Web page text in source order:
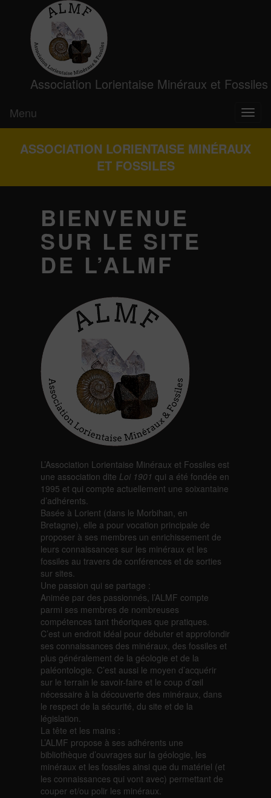
Association Lorientaise Minéraux et Fossiles
Menu
ASSOCIATION LORIENTAISE MINÉRAUX
ET FOSSILES
BIENVENUE
SUR LE SITE
DE L’ALMF
L’Association Lorientaise Minéraux et Fossiles est
une association dite Loi 1901 qui a été fondée en
1995 et qui compte actuellement une soixantaine
d’adhérents.
Basée à Lorient (dans le Morbihan, en
Bretagne), elle a pour vocation principale de
proposer à ses membres un enrichissement de
leurs connaissances sur les minéraux et les
fossiles au travers de conférences et de sorties
sur sites.
Une passion qui se partage :
Animée par des passionnés, l’ALMF compte
parmi ses membres de nombreuses
compétences tant théoriques que pratiques.
C’est un endroit idéal pour débuter et approfondir
ses connaissances des minéraux, des fossiles et
plus généralement de la géologie et de la
paléontologie. C’est aussi le moyen d’acquérir
sur le terrain le savoir-faire et le coup d’œil
nécessaire à la découverte des minéraux, dans
le respect de la sécurité, du site et de la
législation.
La tête et les mains :
L’ALMF propose à ses adhérents une
bibliothèque d’ouvrages sur la géologie, les
minéraux et les fossiles ainsi que du matériel (et
les connaissances qui vont avec) permettant de
couper et/ou polir les minéraux.